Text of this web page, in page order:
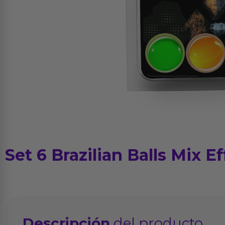
Set 6 Brazilian Balls Mix